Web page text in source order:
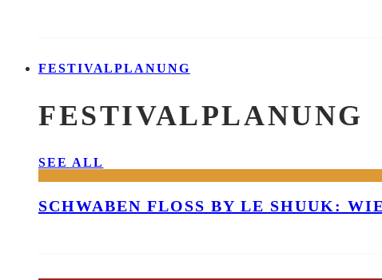
FESTIVALPLANUNG
FESTIVALPLANUNG
SEE ALL
SCHWABEN FLOSS BY LE SHUUK: